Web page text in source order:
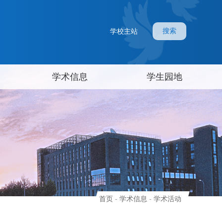
搜索
学校主站
学术信息 学生园地
首页 - 学术信息 - 学术活动